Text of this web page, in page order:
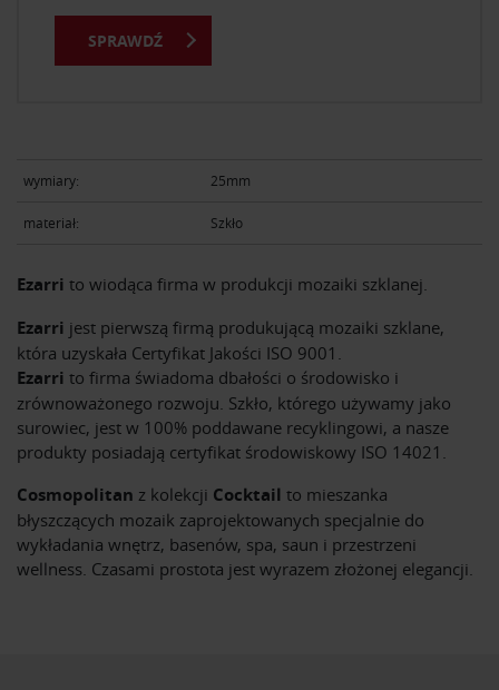
wymiary: 25mm
materiał: Szkło
Ezarri to wiodąca firma w produkcji mozaiki szklanej.
Ezarri jest pierwszą firmą produkującą mozaiki szklane,
która uzyskała Certyfikat Jakości ISO 9001.
Ezarri to firma świadoma dbałości o środowisko i
zrównoważonego rozwoju. Szkło, którego używamy jako
surowiec, jest w 100% poddawane recyklingowi, a nasze
produkty posiadają certyfikat środowiskowy ISO 14021.
Cosmopolitan z kolekcji Cocktail to mieszanka
błyszczących mozaik zaprojektowanych specjalnie do
wykładania wnętrz, basenów, spa, saun i przestrzeni
wellness. Czasami prostota jest wyrazem złożonej elegancji.
SPRAWDŹ